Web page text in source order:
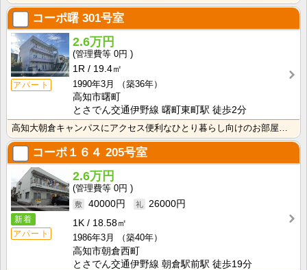
コーポ曙 301号室
アパート
2.6万円
0円
1R
19.4㎡
1990年3月
（築36年）
高知市曙町
とさでん交通伊野線 曙町東町駅 徒歩2分
高知大朝倉キャンパスにアクセス便利なひとり暮らし向けのお部屋！インターネット月額接続利用料無料・水道･･･
コーポ１６４ 205号室
新着
アパート
2.6万円
0円
40000円
26000円
1K
18.58㎡
1986年3月
（築40年）
高知市朝倉西町
とさでん交通伊野線 朝倉駅前駅 徒歩19分